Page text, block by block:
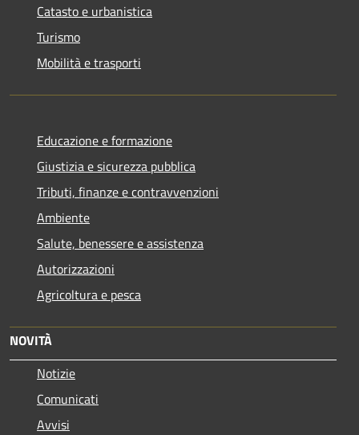
Catasto e urbanistica
Turismo
Mobilità e trasporti
Educazione e formazione
Giustizia e sicurezza pubblica
Tributi, finanze e contravvenzioni
Ambiente
Salute, benessere e assistenza
Autorizzazioni
Agricoltura e pesca
NOVITÀ
Notizie
Comunicati
Avvisi